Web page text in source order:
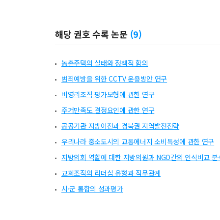
해당 권호 수록 논문 (9)
농촌주택의 실태와 정책적 함의
범죄예방을 위한 CCTV 운용방안 연구
비영리조직 평가모형에 관한 연구
주거만족도 결정요인에 관한 연구
공공기관 지방이전과 경북권 지역발전전략
우리나라 중소도시의 교통에너지 소비특성에 관한 연구
지방의회 역할에 대한 지방의원과 NGO간의 인식비교 분
교회조직의 리더십 유형과 직무관계
시·군 통합의 성과평가